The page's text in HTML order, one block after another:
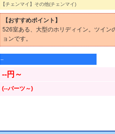
【チェンマイ】その他(チェンマイ)
【おすすめポイント】
526室ある、大型のホリディイン。ツイン
ョンです。
--
--円～
(--バーツ～)